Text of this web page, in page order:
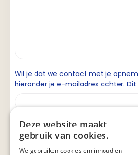
Wil je dat we contact met je
hieronder je e-mailadres achter. Dit
Ik ga akkoord met de
aan de pagina).
Deze website maakt
gebruik van cookies.
We gebruiken cookies om inhoud en